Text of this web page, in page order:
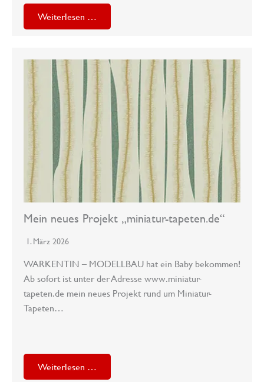
Weiterlesen …
Mein neues Projekt „miniatur-tapeten.de“
1. März 2026
WARKENTIN – MODELLBAU hat ein Baby bekommen!
Ab sofort ist unter der Adresse www.miniatur-
tapeten.de mein neues Projekt rund um Miniatur-
Tapeten…
Weiterlesen …